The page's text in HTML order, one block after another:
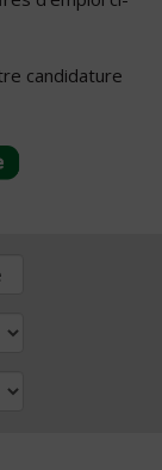
candidature